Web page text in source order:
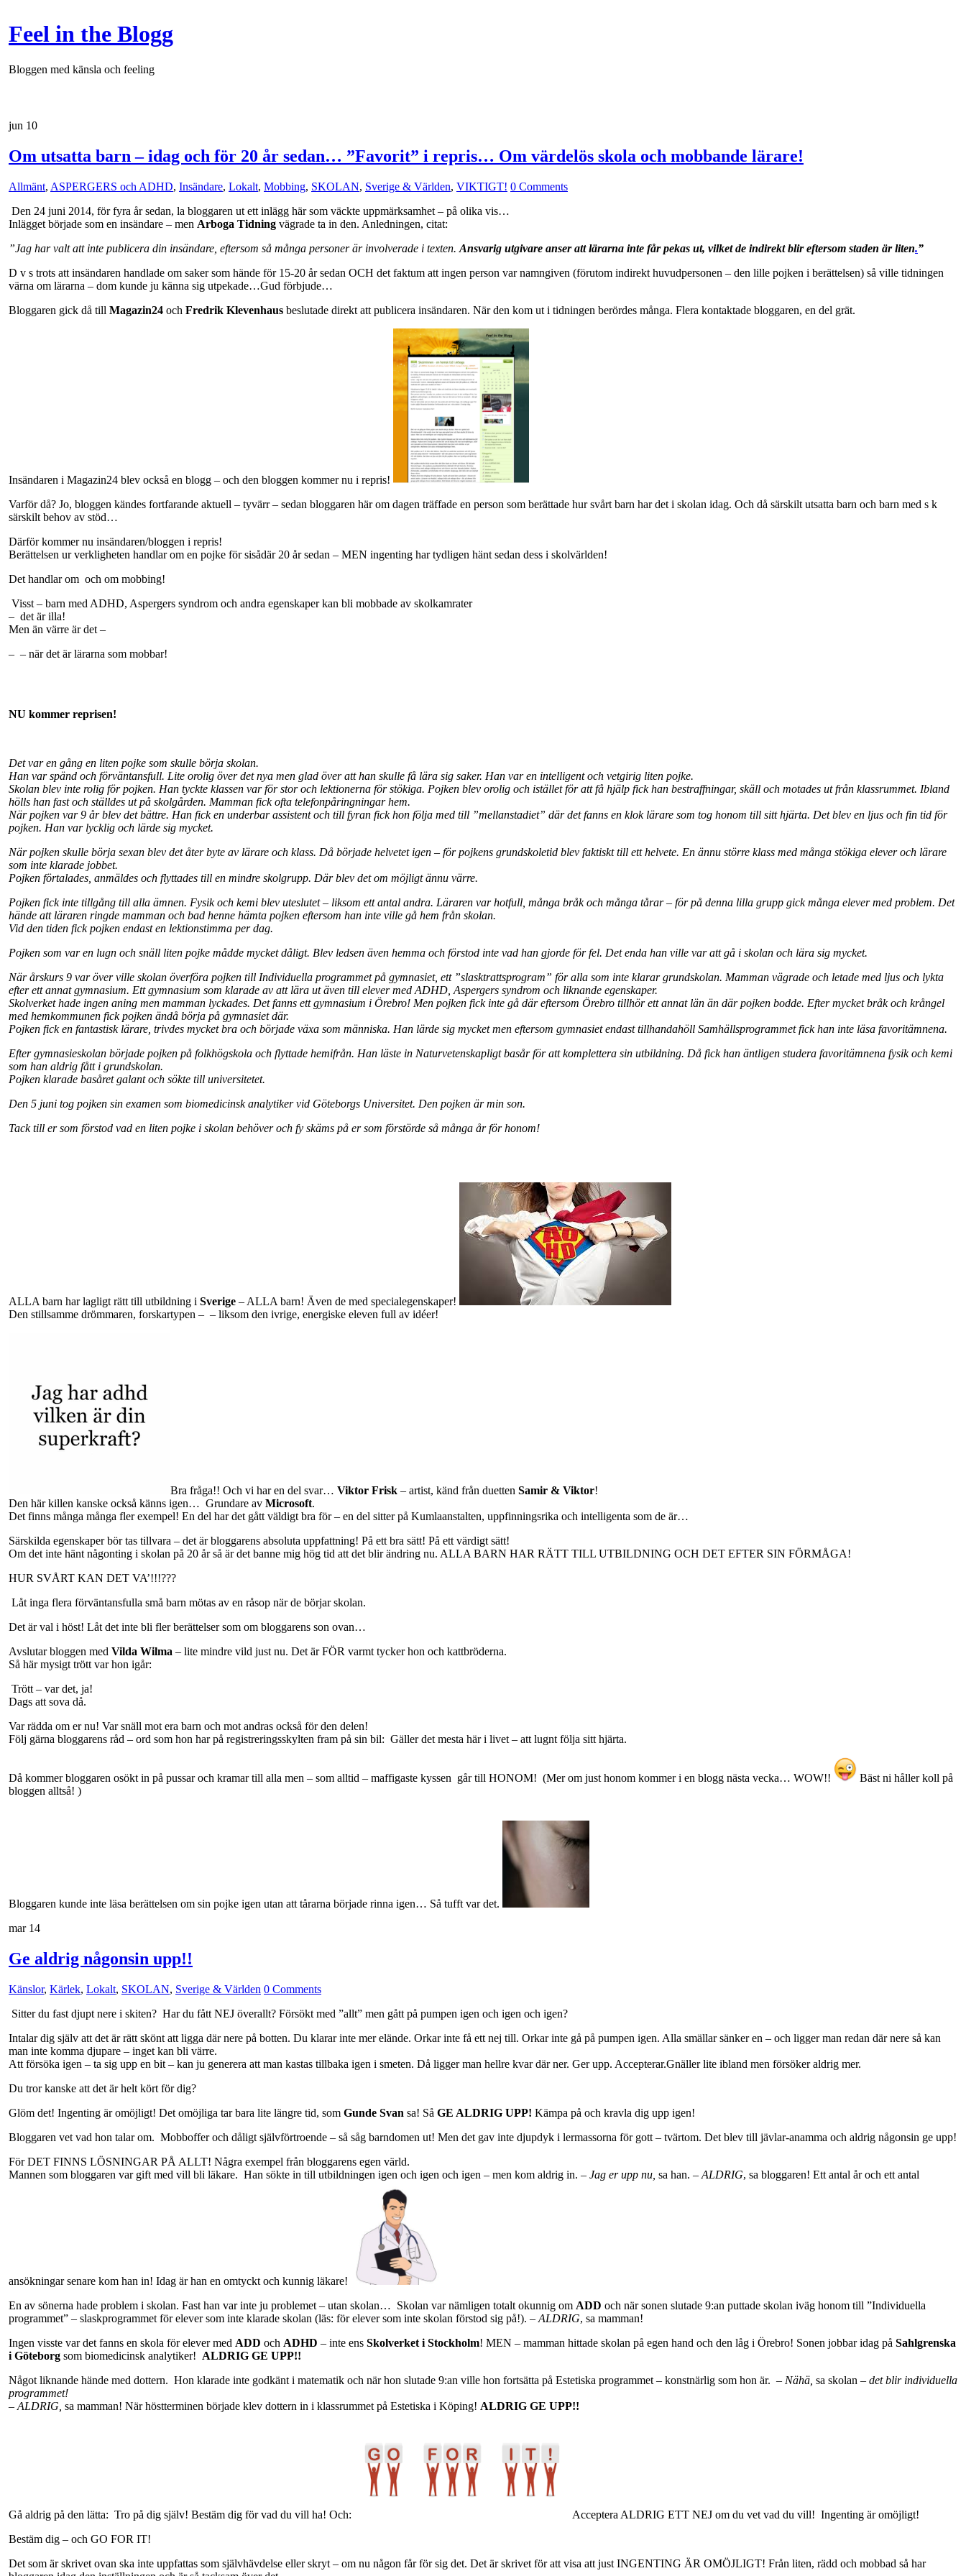
Feel in the Blogg
Bloggen med känsla och feeling
jun 10
Om utsatta barn – idag och för 20 år sedan… ”Favorit” i repris… Om värdelös skola och mobbande lärare!
Allmänt, ASPERGERS och ADHD, Insändare, Lokalt, Mobbing, SKOLAN, Sverige & Världen, VIKTIGT! 0 Comments
Den 24 juni 2014, för fyra år sedan, la bloggaren ut ett inlägg här som väckte uppmärksamhet – på olika vis…
Inlägget började som en insändare – men Arboga Tidning vägrade ta in den. Anledningen, citat:
”Jag har valt att inte publicera din insändare, eftersom så många personer är involverade i texten. Ansvarig utgivare anser att lärarna inte får pekas ut, vilket de indirekt blir eftersom staden är liten.”
D v s trots att insändaren handlade om saker som hände för 15-20 år sedan OCH det faktum att ingen person var namngiven (förutom indirekt huvudpersonen – den lille pojken i berättelsen) så ville tidningen
värna om lärarna – dom kunde ju känna sig utpekade…Gud förbjude…
Bloggaren gick då till Magazin24 och Fredrik Klevenhaus beslutade direkt att publicera insändaren. När den kom ut i tidningen berördes många. Flera kontaktade bloggaren, en del grät.
Insändaren i Magazin24 blev också en blogg – och den bloggen kommer nu i repris!
Varför då? Jo, bloggen kändes fortfarande aktuell – tyvärr – sedan bloggaren här om dagen träffade en person som berättade hur svårt barn har det i skolan idag. Och då särskilt utsatta barn och barn med s k
särskilt behov av stöd…
Därför kommer nu insändaren/bloggen i repris!
Berättelsen ur verkligheten handlar om en pojke för sisådär 20 år sedan – MEN ingenting har tydligen hänt sedan dess i skolvärlden!
Det handlar om och om mobbing!
Visst – barn med ADHD, Aspergers syndrom och andra egenskaper kan bli mobbade av skolkamrater
– det är illa!
Men än värre är det –
– – när det är lärarna som mobbar!
NU kommer reprisen!
Det var en gång en liten pojke som skulle börja skolan.
Han var spänd och förväntansfull. Lite orolig över det nya men glad över att han skulle få lära sig saker. Han var en intelligent och vetgirig liten pojke.
Skolan blev inte rolig för pojken. Han tyckte klassen var för stor och lektionerna för stökiga. Pojken blev orolig och istället för att få hjälp fick han bestraffningar, skäll och motades ut från klassrummet. Ibland
hölls han fast och ställdes ut på skolgården. Mamman fick ofta telefonpåringningar hem.
När pojken var 9 år blev det bättre. Han fick en underbar assistent och till fyran fick hon följa med till ”mellanstadiet” där det fanns en klok lärare som tog honom till sitt hjärta. Det blev en ljus och fin tid för
pojken. Han var lycklig och lärde sig mycket.
När pojken skulle börja sexan blev det åter byte av lärare och klass. Då började helvetet igen – för pojkens grundskoletid blev faktiskt till ett helvete. En ännu större klass med många stökiga elever och lärare
som inte klarade jobbet.
Pojken förtalades, anmäldes och flyttades till en mindre skolgrupp. Där blev det om möjligt ännu värre.
Pojken fick inte tillgång till alla ämnen. Fysik och kemi blev uteslutet – liksom ett antal andra. Läraren var hotfull, många bråk och många tårar – för på denna lilla grupp gick många elever med problem. Det
hände att läraren ringde mamman och bad henne hämta pojken eftersom han inte ville gå hem från skolan.
Vid den tiden fick pojken endast en lektionstimma per dag.
Pojken som var en lugn och snäll liten pojke mådde mycket dåligt. Blev ledsen även hemma och förstod inte vad han gjorde för fel. Det enda han ville var att gå i skolan och lära sig mycket.
När årskurs 9 var över ville skolan överföra pojken till Individuella programmet på gymnasiet, ett ”slasktrattsprogram” för alla som inte klarar grundskolan. Mamman vägrade och letade med ljus och lykta
efter ett annat gymnasium. Ett gymnasium som klarade av att lära ut även till elever med ADHD, Aspergers syndrom och liknande egenskaper.
Skolverket hade ingen aning men mamman lyckades. Det fanns ett gymnasium i Örebro! Men pojken fick inte gå där eftersom Örebro tillhör ett annat län än där pojken bodde. Efter mycket bråk och krångel
med hemkommunen fick pojken ändå börja på gymnasiet där.
Pojken fick en fantastisk lärare, trivdes mycket bra och började växa som människa. Han lärde sig mycket men eftersom gymnasiet endast tillhandahöll Samhällsprogrammet fick han inte läsa favoritämnena.
Efter gymnasieskolan började pojken på folkhögskola och flyttade hemifrån. Han läste in Naturvetenskapligt basår för att komplettera sin utbildning. Då fick han äntligen studera favoritämnena fysik och kemi
som han aldrig fått i grundskolan.
Pojken klarade basåret galant och sökte till universitetet.
Den 5 juni tog pojken sin examen som biomedicinsk analytiker vid Göteborgs Universitet. Den pojken är min son.
Tack till er som förstod vad en liten pojke i skolan behöver och fy skäms på er som förstörde så många år för honom!
ALLA barn har lagligt rätt till utbildning i Sverige – ALLA barn! Även de med specialegenskaper!
Den stillsamme drömmaren, forskartypen – – liksom den ivrige, energiske eleven full av idéer!
Bra fråga!! Och vi har en del svar… Viktor Frisk – artist, känd från duetten Samir & Viktor!
Den här killen kanske också känns igen… Grundare av Microsoft.
Det finns många många fler exempel! En del har det gått väldigt bra för – en del sitter på Kumlaanstalten, uppfinningsrika och intelligenta som de är…
Särskilda egenskaper bör tas tillvara – det är bloggarens absoluta uppfattning! På ett bra sätt! På ett värdigt sätt!
Om det inte hänt någonting i skolan på 20 år så är det banne mig hög tid att det blir ändring nu. ALLA BARN HAR RÄTT TILL UTBILDNING OCH DET EFTER SIN FÖRMÅGA!
HUR SVÅRT KAN DET VA’!!!???
Låt inga flera förväntansfulla små barn mötas av en råsop när de börjar skolan.
Det är val i höst! Låt det inte bli fler berättelser som om bloggarens son ovan…
Avslutar bloggen med Vilda Wilma – lite mindre vild just nu. Det är FÖR varmt tycker hon och kattbröderna.
Så här mysigt trött var hon igår:
Trött – var det, ja!
Dags att sova då.
Var rädda om er nu! Var snäll mot era barn och mot andras också för den delen!
Följ gärna bloggarens råd – ord som hon har på registreringsskylten fram på sin bil: Gäller det mesta här i livet – att lugnt följa sitt hjärta.
Då kommer bloggaren osökt in på pussar och kramar till alla men – som alltid – maffigaste kyssen går till HONOM! (Mer om just honom kommer i en blogg nästa vecka… WOW!!
Bäst ni håller koll på
bloggen alltså! )
Bloggaren kunde inte läsa berättelsen om sin pojke igen utan att tårarna började rinna igen… Så tufft var det.
mar 14
Ge aldrig någonsin upp!!
Känslor, Kärlek, Lokalt, SKOLAN, Sverige & Världen 0 Comments
Sitter du fast djupt nere i skiten? Har du fått NEJ överallt? Försökt med ”allt” men gått på pumpen igen och igen och igen?
Intalar dig själv att det är rätt skönt att ligga där nere på botten. Du klarar inte mer elände. Orkar inte få ett nej till. Orkar inte gå på pumpen igen. Alla smällar sänker en – och ligger man redan där nere så kan
man inte komma djupare – inget kan bli värre.
Att försöka igen – ta sig upp en bit – kan ju generera att man kastas tillbaka igen i smeten. Då ligger man hellre kvar där ner. Ger upp. Accepterar.Gnäller lite ibland men försöker aldrig mer.
Du tror kanske att det är helt kört för dig?
Glöm det! Ingenting är omöjligt! Det omöjliga tar bara lite längre tid, som Gunde Svan sa! Så GE ALDRIG UPP! Kämpa på och kravla dig upp igen!
Bloggaren vet vad hon talar om. Mobboffer och dåligt självförtroende – så såg barndomen ut! Men det gav inte djupdyk i lermassorna för gott – tvärtom. Det blev till jävlar-anamma och aldrig någonsin ge upp!
För DET FINNS LÖSNINGAR PÅ ALLT! Några exempel från bloggarens egen värld.
Mannen som bloggaren var gift med vill bli läkare. Han sökte in till utbildningen igen och igen och igen – men kom aldrig in. – Jag er upp nu, sa han. – ALDRIG, sa bloggaren! Ett antal år och ett antal
ansökningar senare kom han in! Idag är han en omtyckt och kunnig läkare!
En av sönerna hade problem i skolan. Fast han var inte ju problemet – utan skolan… Skolan var nämligen totalt okunnig om ADD och när sonen slutade 9:an puttade skolan iväg honom till ”Individuella
programmet” – slaskprogrammet för elever som inte klarade skolan (läs: för elever som inte skolan förstod sig på!). – ALDRIG, sa mamman!
Ingen visste var det fanns en skola för elever med ADD och ADHD – inte ens Skolverket i Stockholm! MEN – mamman hittade skolan på egen hand och den låg i Örebro! Sonen jobbar idag på Sahlgrenska
i Göteborg som biomedicinsk analytiker! ALDRIG GE UPP!!
Något liknande hände med dottern. Hon klarade inte godkänt i matematik och när hon slutade 9:an ville hon fortsätta på Estetiska programmet – konstnärlig som hon är. – Nähä, sa skolan – det blir individuella
programmet!
– ALDRIG, sa mamman! När höstterminen började klev dottern in i klassrummet på Estetiska i Köping! ALDRIG GE UPP!!
Gå aldrig på den lätta: Tro på dig själv! Bestäm dig för vad du vill ha! Och: Acceptera ALDRIG ETT NEJ om du vet vad du vill! Ingenting är omöjligt!
Bestäm dig – och GO FOR IT!
Det som är skrivet ovan ska inte uppfattas som självhävdelse eller skryt – om nu någon får för sig det. Det är skrivet för att visa att just INGENTING ÄR OMÖJLIGT! Från liten, rädd och mobbad så har